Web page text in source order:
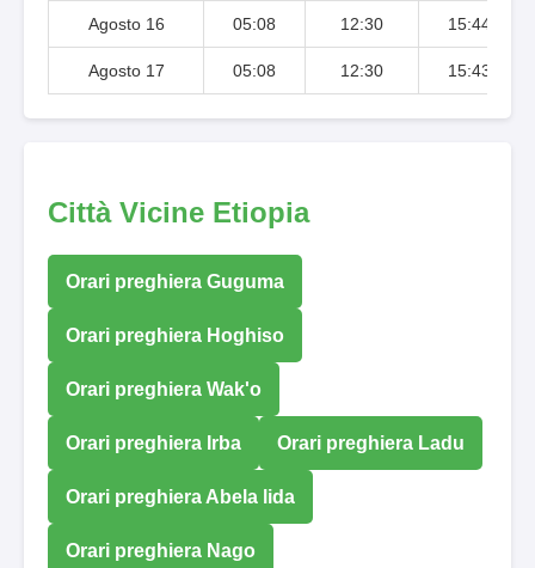
Agosto 16 05:08 12:30 15:44
Agosto 17 05:08 12:30 15:43
Città Vicine Etiopia
Orari preghiera Guguma
Orari preghiera Hoghiso
Orari preghiera Wak'o
Orari preghiera Irba Orari preghiera Ladu
Orari preghiera Abela lida
Orari preghiera Nago